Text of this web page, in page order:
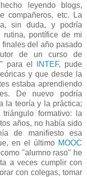
leyendo blogs,
compañeros, etc. La
sin duda, y podría
rutina, pontífice de mi
del año pasado
de un curso de
para el
INTEF, pude
y que desde la
estaba aprendiendo
De nuevo podría
la teoría y la práctica;
formativo: la
años, no había sido
de manifiesto esa
en el último MOOC
"alumno raso" he
a veces cumplir con
con colegas, tomar